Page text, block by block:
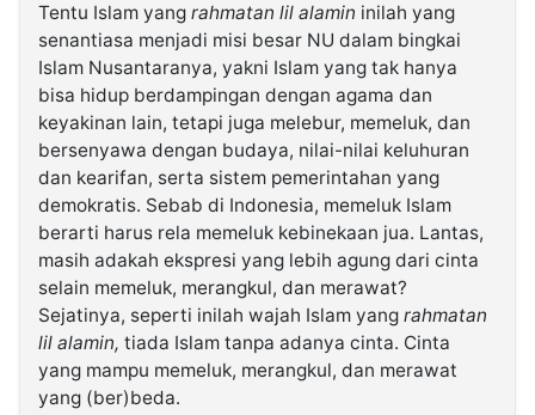
Tentu Islam yang rahmatan lil alamin inilah yang
senantiasa menjadi misi besar NU dalam bingkai
Islam Nusantaranya, yakni Islam yang tak hanya
bisa hidup berdampingan dengan agama dan
keyakinan lain, tetapi juga melebur, memeluk, dan
bersenyawa dengan budaya, nilai-nilai keluhuran
dan kearifan, serta sistem pemerintahan yang
demokratis. Sebab di Indonesia, memeluk Islam
berarti harus rela memeluk kebinekaan jua. Lantas,
masih adakah ekspresi yang lebih agung dari cinta
selain memeluk, merangkul, dan merawat?
Sejatinya, seperti inilah wajah Islam yang rahmatan
lil alamin, tiada Islam tanpa adanya cinta. Cinta
yang mampu memeluk, merangkul, dan merawat
yang (ber)beda.